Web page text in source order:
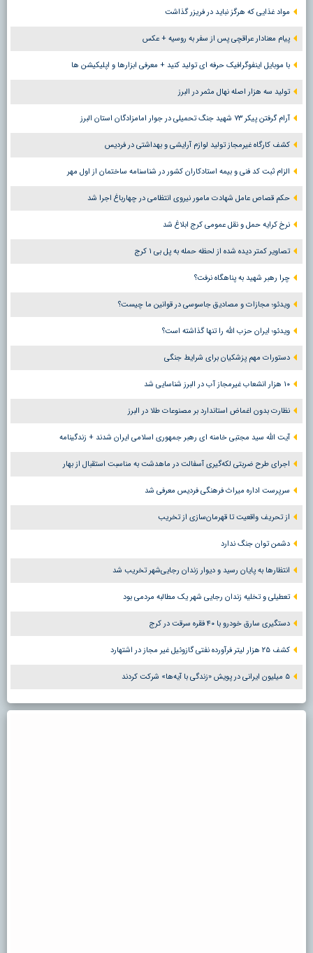
مواد غذایی که هرگز نباید در فریزر گذاشت
پیام معنادار عراقچی پس از سفر به روسیه + عکس
با موبایل اینفوگرافیک حرفه ای تولید کنید + معرفی ابزارها و اپلیکیشن ها
تولید سه هزار اصله نهال مثمر در البرز
آرام گرفتن پیکر ۷۳ شهید جنگ تحمیلی در جوار امامزادگان استان البرز
کشف کارگاه غیرمجاز تولید لوازم آرایشی و بهداشتی در فردیس
الزام ثبت کد فنی و بیمه استادکاران کشور در شناسنامه ساختمان از اول مهر
حکم قصاص عامل شهادت مامور نیروی انتظامی در چهارباغ اجرا شد
نرخ کرایه حمل و نقل عمومی کرج ابلاغ شد
تصاویر کمتر دیده شده از لحظه حمله به پل بی ۱ کرج
چرا رهبر شهید به پناهگاه نرفت؟
ویدئو؛ مجازات و مصادیق جاسوسی در قوانین ما چیست؟
ویدئو؛ ایران حزب الله را تنها گذاشته است؟
دستورات مهم پزشکیان برای شرایط جنگی
۱۰ هزار انشعاب غیرمجاز آب در البرز شناسایی شد
نظارت بدون اغماض استاندارد بر مصنوعات طلا در البرز
آیت الله سید مجتبی خامنه ای رهبر جمهوری اسلامی ایران شدند + زندگینامه
اجرای طرح ضربتی لکه‌گیری آسفالت در ماهدشت به مناسبت استقبال از بهار
سرپرست اداره میراث فرهنگی فردیس معرفی شد
از تحریف واقعیت تا قهرمان‌سازی از تخریب
دشمن توان جنگ ندارد
انتظارها به پایان رسید و دیوار زندان رجایی‌شهر تخریب شد
تعطیلی و تخلیه زندان رجایی شهر یک مطالبه مردمی بود
دستگیری سارق خودرو با ۴۰ فقره سرقت در کرج
کشف ۲۵ هزار لیتر فرآورده نفتی گازوئیل غیر مجاز در اشتهارد
۵ میلیون ایرانی در پویش «زندگی با آیه‌ها» شرکت کردند